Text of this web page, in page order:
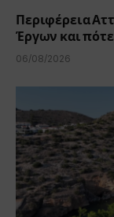
Περιφέρεια
Έργων και πότε
06/08/2026